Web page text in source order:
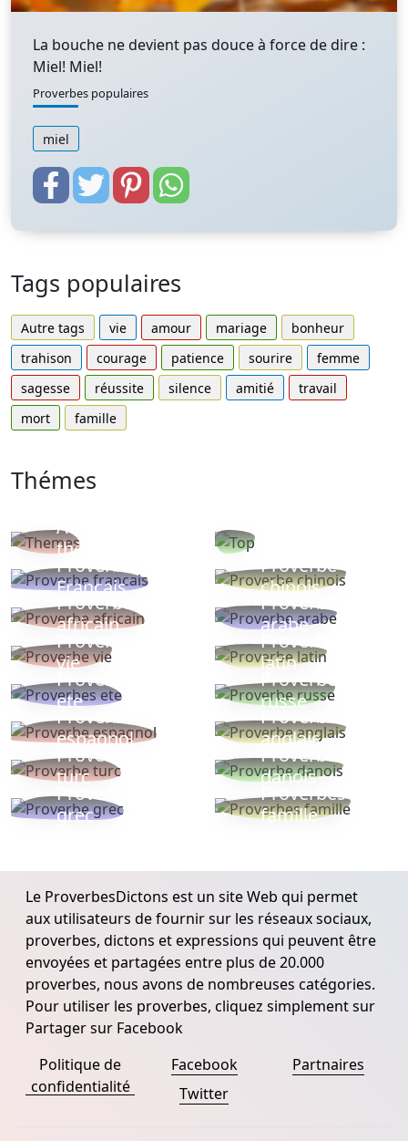
La bouche ne devient pas douce à force de dire :
Miel! Miel!
Proverbes populaires
miel
Tags populaires
Autre tags vie amour mariage
bonheur
trahison
courage patience sourire
femme
sagesse
réussite silence amitié
travail
mort
famille
Thémes
Autres
thèmes
Proverbe
Français
Proverbe
chinois
Proverbe
africain
Proverbe
arabe
Proverbe
vie
Proverbe
latin
Proverbes
ete
Proverbe
russe
Proverbe
espagnol
Proverbe
anglais
Proverbe
turc
Proverbe
danois
Proverbe
grec
Proverbes
famille
Le ProverbesDictons est un site Web qui permet
aux utilisateurs de fournir sur les réseaux sociaux,
proverbes, dictons et expressions qui peuvent être
envoyées et partagées entre plus de 20.000
proverbes, nous avons de nombreuses catégories.
Pour utiliser les proverbes, cliquez simplement sur
Partager sur Facebook
Politique de
confidentialité
Facebook
Twitter
Partnaires